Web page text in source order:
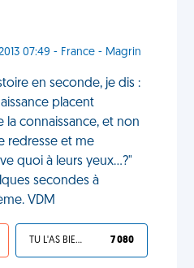
07:49 - France - Magrin
en seconde, je dis :
placent
la connaissance, et non
redresse et me
quoi à leurs yeux…?"
secondes à
VDM
TU L'AS BIEN MÉRITÉ 7 080